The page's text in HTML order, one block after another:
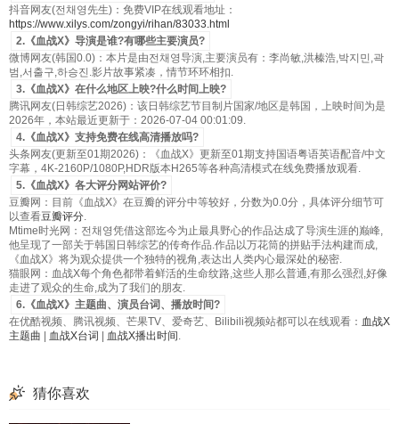
抖音网友(전채영先生)：免费VIP在线观看地址：
https://www.xilys.com/zongyi/rihan/83033.html
2.《血战X》导演是谁?有哪些主要演员?
微博网友(韩国0.0)：本片是由전채영导演,主要演员有：李尚敏,洪榛浩,박지민,곽
범,서출구,하승진.影片故事紧凑，情节环环相扣.
3.《血战X》在什么地区上映?什么时间上映?
腾讯网友(日韩综艺2026)：该日韩综艺节目制片国家/地区是韩国，上映时间为是
2026年，本站最近更新于：2026-07-04 00:01:09.
4.《血战X》支持免费在线高清播放吗?
头条网友(更新至01期2026)：《血战X》更新至01期支持国语粤语英语配音/中文
字幕，4K-2160P/1080P,HDR版本H265等各种高清模式在线免费播放观看.
5.《血战X》各大评分网站评价?
豆瓣网：目前《血战X》在豆瓣的评分中等较好，分数为0.0分，具体评分细节可
以查看豆瓣评分.
Mtime时光网：전채영凭借这部迄今为止最具野心的作品达成了导演生涯的巅峰,
他呈现了一部关于韩国日韩综艺的传奇作品.作品以万花筒的拼贴手法构建而成,
《血战X》将为观众提供一个独特的视角,表达出人类内心最深处的秘密.
猫眼网：血战X每个角色都带着鲜活的生命纹路,这些人那么普通,有那么强烈,好像
走进了观众的生命,成为了我们的朋友.
6.《血战X》主题曲、演员台词、播放时间?
在优酷视频、腾讯视频、芒果TV、爱奇艺、Bilibili视频站都可以在线观看： 血战X
主题曲
血战X台词 血战X播出时间 .
猜你喜欢